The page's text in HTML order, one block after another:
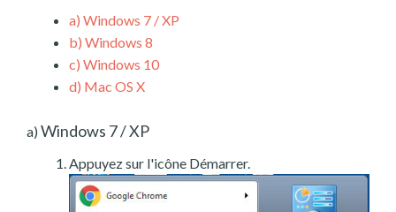
a) Windows 7 / XP
b) Windows 8
c) Windows 10
d) Mac OS X
a) Windows 7 / XP
Appuyez sur l'icône Démarrer.